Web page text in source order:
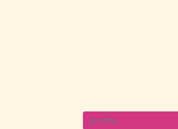
profile